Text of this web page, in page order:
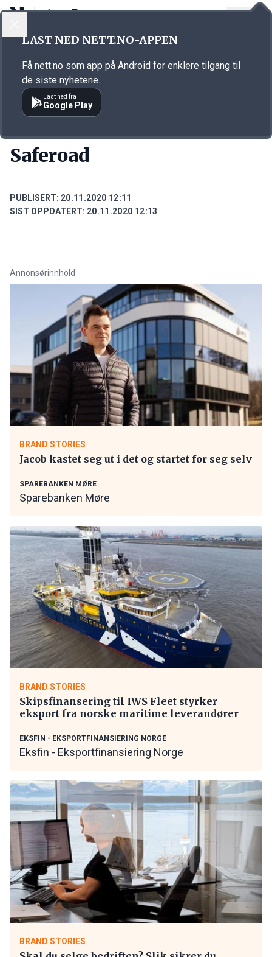
Annonsørinnhold
Saferoad
PUBLISERT: 20.11.2020 12:11
SIST OPPDATERT: 20.11.2020 12:13
Annonsørinnhold
BRAND STORIES
Jacob kastet seg ut i det og startet for seg selv
SPAREBANKEN MØRE
Sparebanken Møre
BRAND STORIES
Skipsfinansering til IWS Fleet styrker
eksport fra norske maritime leverandører
EKSFIN - EKSPORTFINANSIERING NORGE
Eksfin - Eksportfinansiering Norge
BRAND STORIES
LAST NED NETT.NO-APPEN
Få nett.no som app på Android for enklere tilgang til
de siste nyhetene.
Last ned fra
Google Play